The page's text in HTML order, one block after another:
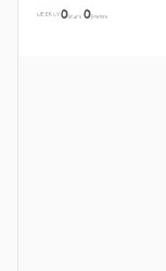
WEEKLY0stars ·0pushes